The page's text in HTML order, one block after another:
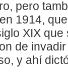
pero
1914,
XIX
de
y ahí